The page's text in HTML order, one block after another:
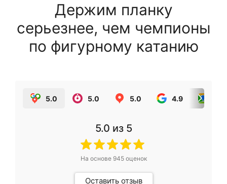
Держим планку
серьезнее, чем чемпионы
по фигурному катанию
5.0 5.0 5.0 4.9
5.0 из 5
На основе 945оценок
Оставить отзыв